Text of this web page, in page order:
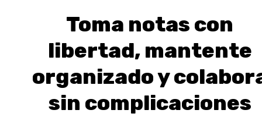
Toma notas con
libertad, mantente
organizado y
sin complicaciones